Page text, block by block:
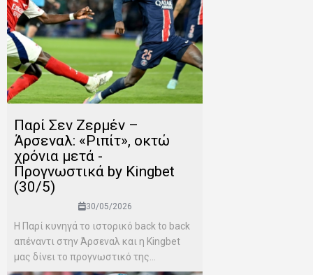
Παρί Σεν Ζερμέν –
Άρσεναλ: «Ριπίτ», οκτώ
χρόνια μετά -
Προγνωστικά by Kingbet
(30/5)
30/05/2026
Η Παρί κυνηγά το ιστορικό back to back
απέναντι στην Άρσεναλ και η Kingbet
μας δίνει το προγνωστικό της...